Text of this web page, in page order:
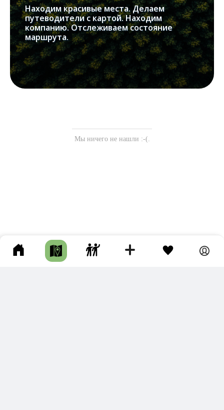
Находим красивые места. Делаем
путеводители с картой. Находим
компанию. Отслеживаем состояние
маршрута.
Мы ничего не нашли :-(.